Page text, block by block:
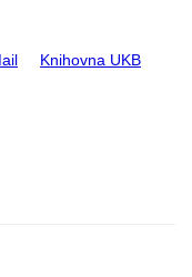
Knihovna UKB